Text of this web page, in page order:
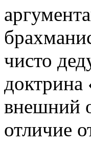
чисто
доктрина
внешний
отличие